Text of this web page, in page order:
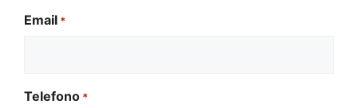
Email *
Telefono *